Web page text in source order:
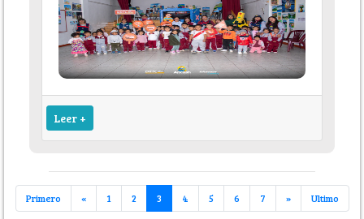
Leer +
Primero « 1 2 3 4 5 6 7 » Ultimo